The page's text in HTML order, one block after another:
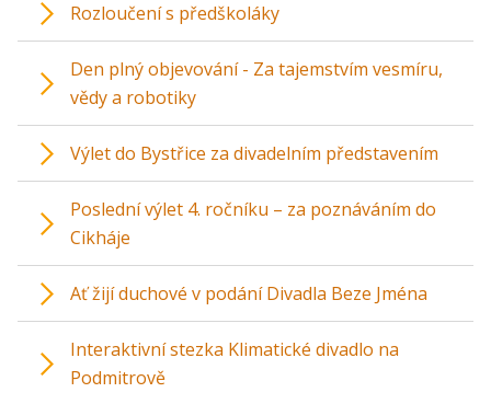
Rozloučení s předškoláky
Den plný objevování - Za tajemstvím vesmíru,
vědy a robotiky
Výlet do Bystřice za divadelním představením
Poslední výlet 4. ročníku – za poznáváním do
Cikháje
Ať žijí duchové v podání Divadla Beze Jména
Interaktivní stezka Klimatické divadlo na
Podmitrově